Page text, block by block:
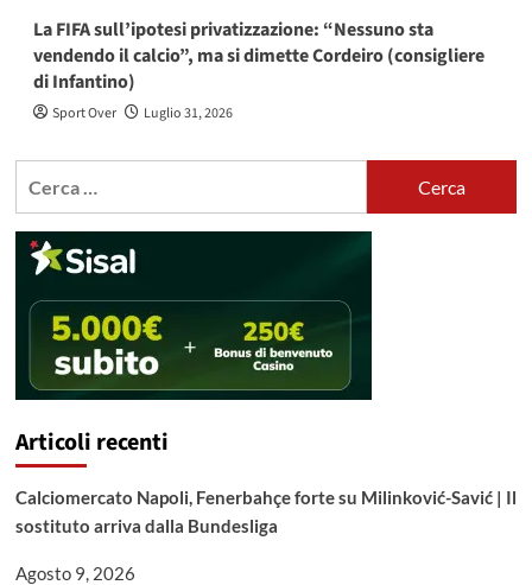
La FIFA sull’ipotesi privatizzazione: “Nessuno sta
vendendo il calcio”, ma si dimette Cordeiro (consigliere
di Infantino)
Sport Over Luglio 31, 2026
Articoli recenti
Calciomercato Napoli, Fenerbahçe forte su Milinković-Savić | Il
sostituto arriva dalla Bundesliga
Agosto 9, 2026